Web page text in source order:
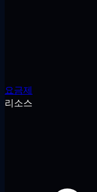
요금제
리소스